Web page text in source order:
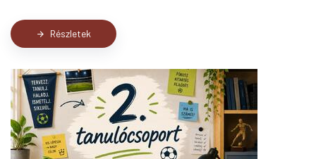
arrow_forward Részletek